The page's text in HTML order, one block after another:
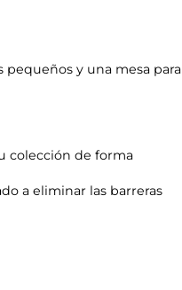
pequeños y una mesa para
colección de forma
a eliminar las barreras